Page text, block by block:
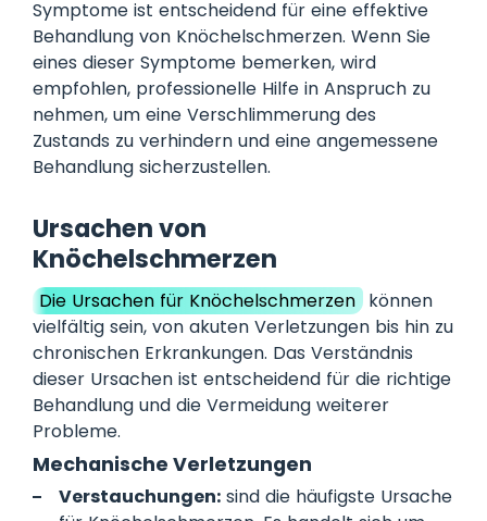
Symptome ist entscheidend für eine effektive
Behandlung von Knöchelschmerzen. Wenn Sie
eines dieser Symptome bemerken, wird
empfohlen, professionelle Hilfe in Anspruch zu
nehmen, um eine Verschlimmerung des
Zustands zu verhindern und eine angemessene
Behandlung sicherzustellen.
Ursachen von
Knöchelschmerzen
Die Ursachen für Knöchelschmerzen können
vielfältig sein, von akuten Verletzungen bis hin zu
chronischen Erkrankungen. Das Verständnis
dieser Ursachen ist entscheidend für die richtige
Behandlung und die Vermeidung weiterer
Probleme.
Mechanische Verletzungen
Verstauchungen: sind die häufigste Ursache